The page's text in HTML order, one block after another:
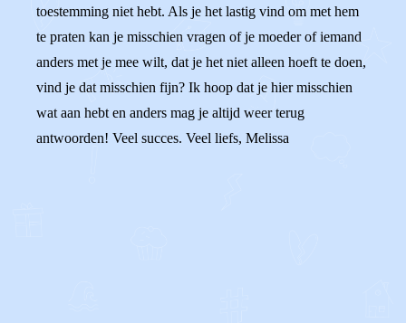
toestemming niet hebt. Als je het lastig vind om met hem
te praten kan je misschien vragen of je moeder of iemand
anders met je mee wilt, dat je het niet alleen hoeft te doen,
vind je dat misschien fijn? Ik hoop dat je hier misschien
wat aan hebt en anders mag je altijd weer terug
antwoorden! Veel succes. Veel liefs, Melissa